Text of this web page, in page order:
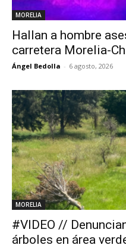
MORELIA
Hallan a hombre
carretera Morelia-
Ángel Bedolla - 6 agosto, 2026
MORELIA
#VIDEO //
árboles en área